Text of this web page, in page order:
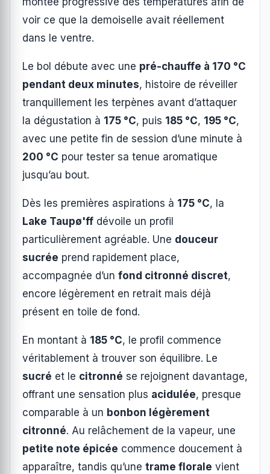
voir ce que la demoiselle avait réellement
dans le ventre.
Le bol débute avec une pré-chauffe à 170 °C
pendant deux minutes, histoire de réveiller
tranquillement les terpènes avant d’attaquer
la dégustation à 175 °C, puis 185 °C, 195 °C,
avec une petite fin de session d’une minute à
200 °C pour tester sa tenue aromatique
jusqu’au bout.
Dès les premières aspirations à 175 °C, la
Lake Taupø'ff dévoile un profil
particulièrement agréable. Une douceur
sucrée prend rapidement place,
accompagnée d’un fond citronné discret,
encore légèrement en retrait mais déjà
présent en toile de fond.
En montant à 185 °C, le profil commence
véritablement à trouver son équilibre. Le
sucré et le citronné se rejoignent davantage,
offrant une sensation plus acidulée, presque
comparable à un bonbon légèrement
citronné. Au relâchement de la vapeur, une
petite note épicée commence doucement à
apparaître, tandis qu’une trame florale vient